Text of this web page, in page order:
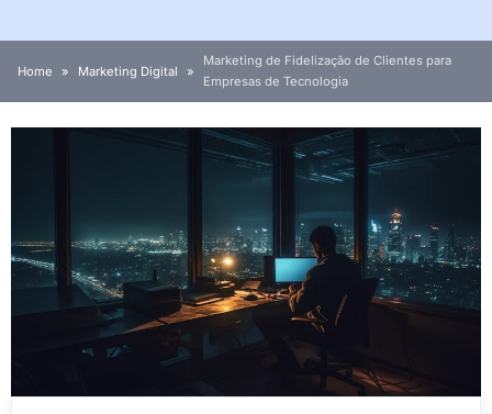
Home Marketing Digital
Marketing de Fidelização de Clientes para
Empresas de Tecnologia